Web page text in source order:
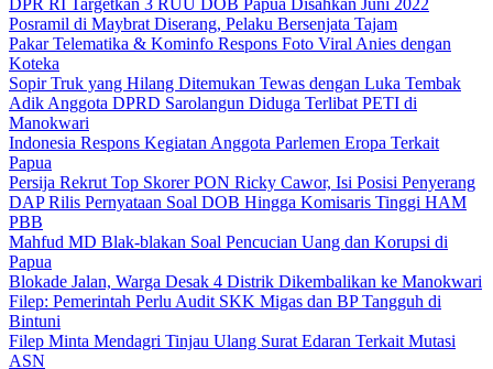
DPR RI Targetkan 3 RUU DOB Papua Disahkan Juni 2022
Posramil di Maybrat Diserang, Pelaku Bersenjata Tajam
Pakar Telematika & Kominfo Respons Foto Viral Anies dengan
Koteka
Sopir Truk yang Hilang Ditemukan Tewas dengan Luka Tembak
Adik Anggota DPRD Sarolangun Diduga Terlibat PETI di
Manokwari
Indonesia Respons Kegiatan Anggota Parlemen Eropa Terkait
Papua
Persija Rekrut Top Skorer PON Ricky Cawor, Isi Posisi Penyerang
DAP Rilis Pernyataan Soal DOB Hingga Komisaris Tinggi HAM
PBB
Mahfud MD Blak-blakan Soal Pencucian Uang dan Korupsi di
Papua
Blokade Jalan, Warga Desak 4 Distrik Dikembalikan ke Manokwari
Filep: Pemerintah Perlu Audit SKK Migas dan BP Tangguh di
Bintuni
Filep Minta Mendagri Tinjau Ulang Surat Edaran Terkait Mutasi
ASN